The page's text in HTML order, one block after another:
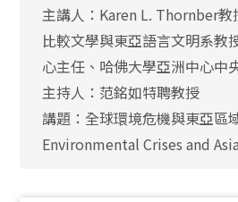
主講人：Karen L. Thornber教
比較文學與東亞語言文明系教
心主任、哈佛大學亞洲中心中
主持人：范銘如特聘教授
講題：全球環境危機與東亞區
Environmental Crises and Asia